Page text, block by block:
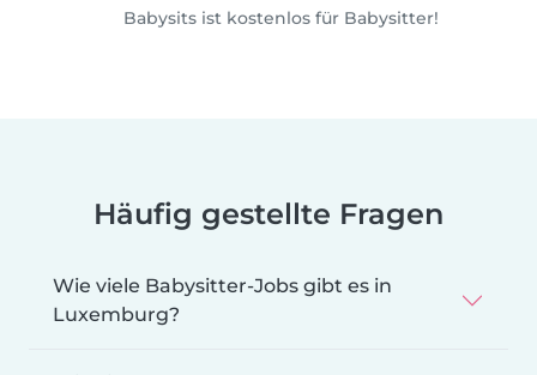
Babysits ist kostenlos für Babysitter!
Häufig gestellte Fragen
Wie viele Babysitter-Jobs gibt es in
Luxemburg?